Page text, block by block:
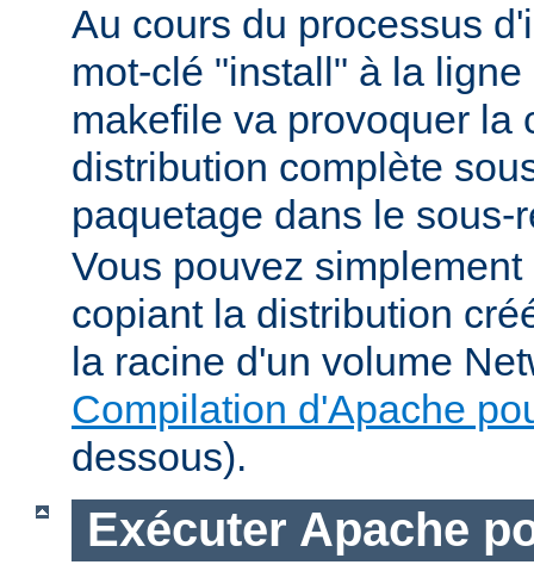
Au cours du processus
mot-clé "install" à la
makefile va provoquer la
distribution complète
paquetage dans le
Vous pouvez
copiant la distribution
la racine d'un volume
Compilation d'Apache
dessous).
Exécuter Apache